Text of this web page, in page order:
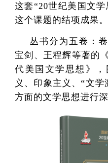
这套“20世纪美国文
这个课题的结项成果。
丛书分为五卷：
宝剑、王程辉等著的
代美国文学思想》
义、印象主义、“文
方面的文学思想进行深